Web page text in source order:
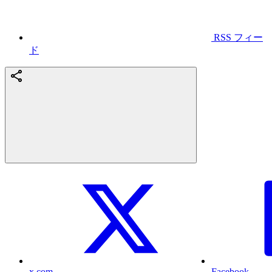
RSS フィー
ド